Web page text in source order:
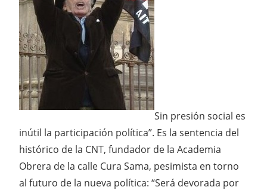
Sin presión social es
inútil la participación política”. Es la sentencia del
histórico de la CNT, fundador de la Academia
Obrera de la calle Cura Sama, pesimista en torno
al futuro de la nueva política: “Será devorada por